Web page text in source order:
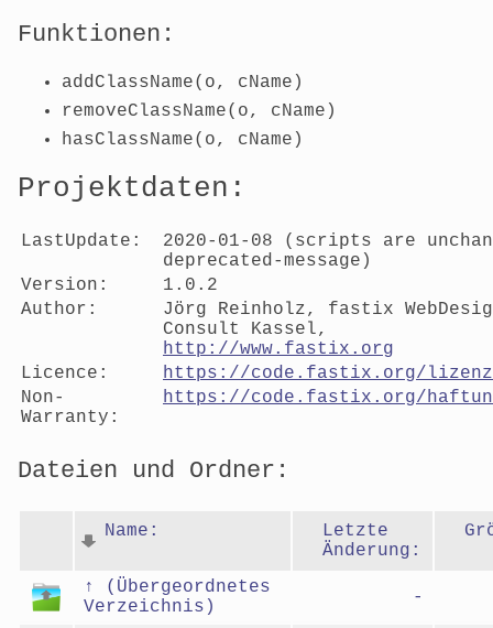
Funktionen:
addClassName(o, cName)
removeClassName(o, cName)
hasClassName(o, cName)
Projektdaten:
LastUpdate:
2020-01-08 (scripts are
deprecated-message)
Version:
1.0.2
Author:
Jörg Reinholz, fastix
Consult Kassel,
http://www.fastix.org
Licence:
https://code.fastix.org/
Non-
Warranty:
https://code.fastix.org/
Dateien und Ordner:
Name:
Letzte
Änderung:
↑ (Übergeordnetes
Verzeichnis)
-